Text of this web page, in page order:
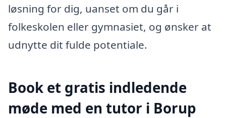
løsning for dig, uanset om du går i
folkeskolen eller gymnasiet, og ønsker at
udnytte dit fulde potentiale.
Book et gratis indledende
møde med en tutor i Borup